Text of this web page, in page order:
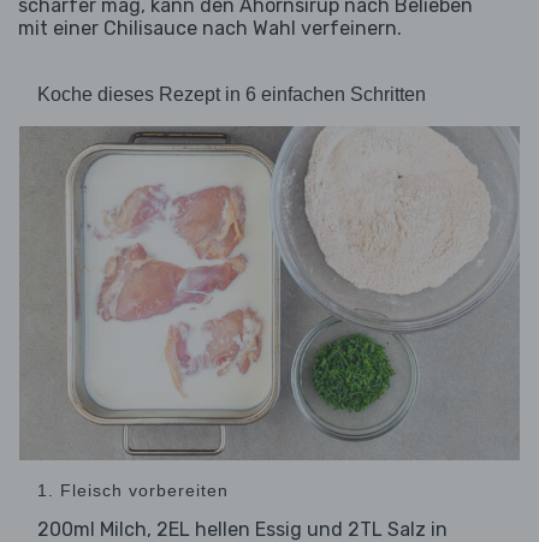
schärfer mag, kann den Ahornsirup nach Belieben
mit einer Chilisauce nach Wahl verfeinern.
Koche dieses Rezept in 6 einfachen Schritten
1. Fleisch vorbereiten
200ml Milch, 2EL hellen Essig und 2TL Salz in